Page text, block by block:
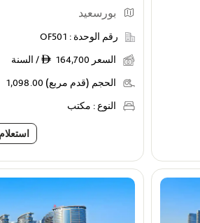
بورسعيد
رقم الوحدة : OF501
السعر ê 164,700 / السنة
الحجم (قدم مربع) 1,098.00
النوع : مكتب
استعلام